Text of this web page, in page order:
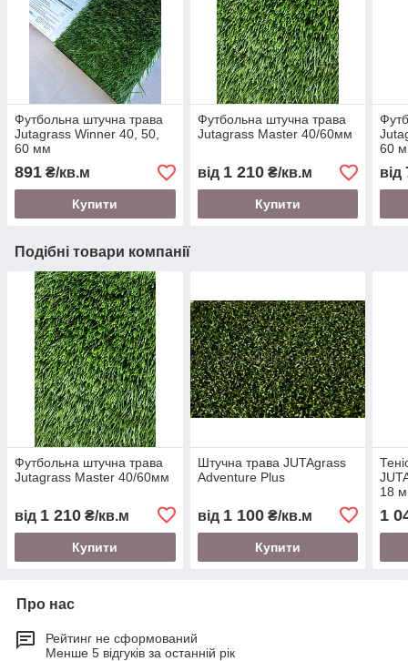
Футбольна штучна трава
Jutagrass Winner 40, 50,
60 мм
891 ₴/кв.м
Купити
Футбольна штучна трава
Jutagrass Master 40/60мм
від 1 210₴/кв.м
Купити
60
від
Подібні товари компанії
Футбольна штучна трава
Jutagrass Master 40/60мм
від 1 210 ₴/кв.м
Купити
Штучна трава JUTAgrass
Adventure Plus
від 1 100₴/кв.м
Купити
18
1
Про нас
Рейтинг не сформований
Менше 5 відгуків за останній рік